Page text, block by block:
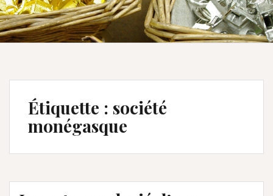
Étiquette : société
monégasque